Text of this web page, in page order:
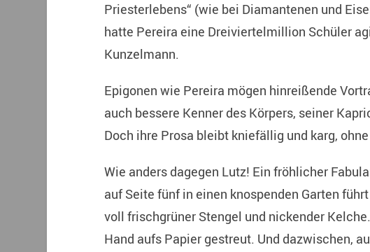
Priesterlebens“ (wie bei Diamantenen und
hatte Pereira eine Dreiviertelmillion Schüler
Kunzelmann.
Epigonen wie Pereira mögen hinreißende
auch bessere Kenner des Körpers, seiner
Doch ihre Prosa bleibt kniefällig und karg,
Wie anders dagegen Lutz! Ein fröhlicher
auf Seite fünf in einen knospenden Garten
voll frischgrüner Stengel und nickender
Hand aufs Papier gestreut. Und dazwischen,